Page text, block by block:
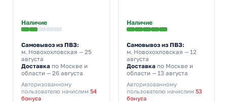
Наличие
Самовывоз из ПВЗ:
м. Новохохловская — 25
августа
Доставка по Москве и
области — 26 августа
Авторизованному
пользователю начислим 54
бонуса
Наличие
Самовывоз из ПВЗ:
м. Новохохловская — 12
августа
Доставкапо Москве и
области — 13 августа
Авторизованному
пользователю начислим 53
бонуса